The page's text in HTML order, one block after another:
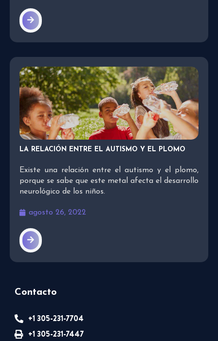
LA RELACIÓN ENTRE EL AUTISMO Y EL PLOMO
Existe una relación entre el autismo y el plomo,
porque se sabe que este metal afecta el desarrollo
neurológico de los niños.
agosto 26, 2022
Contacto
+1 305-231-7704
+1 305-231-7447